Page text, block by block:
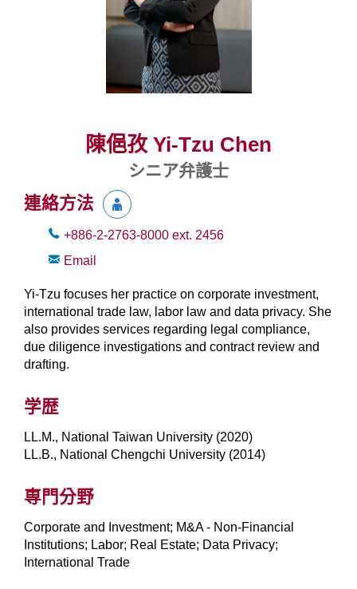
陳俋孜 Yi-Tzu Chen
シニア弁護士
連絡方法
+886-2-2763-8000 ext. 2456
Email
Yi-Tzu focuses her practice on corporate investment,
international trade law, labor law and data privacy. She
also provides services regarding legal compliance,
due diligence investigations and contract review and
drafting.
学歴
LL.M., National Taiwan University (2020)
LL.B., National Chengchi University (2014)
専門分野
Corporate and Investment; M&A - Non-Financial
Institutions; Labor; Real Estate; Data Privacy;
International Trade